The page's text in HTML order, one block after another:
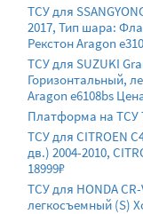
ТСУ для
2017, Тип шара:
Рекстон Aragon
ТСУ для SUZUKI
Горизонтальный,
Aragon e6108bs
Платформа на ТСУ
ТСУ для CITROEN
дв.) 2004-2010,
18999₽
ТСУ для HONDA
легкосъемный (S)